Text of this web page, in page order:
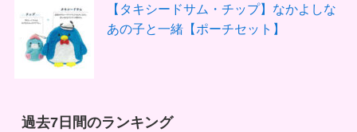
【タキシードサム・チップ】なかよしな
あの子と一緒【ポーチセット】
過去7日間のランキング